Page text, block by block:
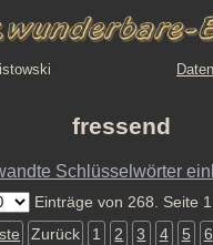
fressend
Schlüsselwörter
Einträge von 268. Seite 1
Zurück 1 2 3 4 5 6